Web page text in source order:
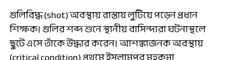
গুলিবিদ্ধ (shot) অবস্থায় রাস্তায় লুটিয়ে পড়েন প্রধান
শিক্ষক। গুলির শব্দ শুনে স্থানীয় বাসিন্দারা ঘটনাস্থলে
ছুটে এসে তাঁকে উদ্ধার করেন। আশঙ্কাজনক অবস্থায়